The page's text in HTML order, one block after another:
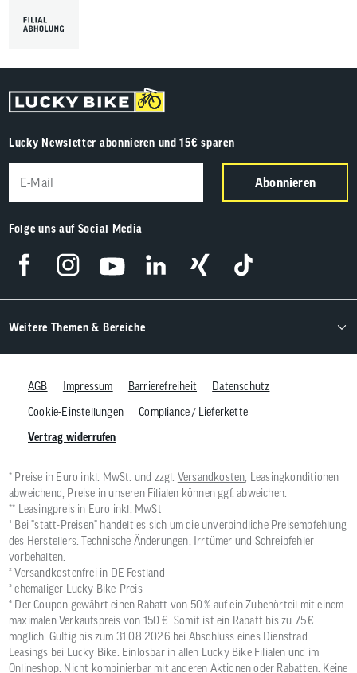
Lucky Newsletter abonnieren und 15€ sparen
Abonnieren
Folge uns auf Social Media
Weitere Themen & Bereiche
AGB Impressum Barrierefreiheit
Datenschutz
Cookie-Einstellungen
Compliance / Lieferkette
Vertrag widerrufen
* Preise in Euro inkl. MwSt. und zzgl. Versandkosten, Leasingkonditionen
abweichend, Preise in unseren Filialen können ggf. abweichen.
** Leasingpreis in Euro inkl. MwSt
¹ Bei "statt-Preisen" handelt es sich um die unverbindliche Preisempfehlung
des Herstellers. Technische Änderungen, Irrtümer und Schreibfehler
vorbehalten.
² Versandkostenfrei in DE Festland
³ ehemaliger Lucky Bike-Preis
⁴ Der Coupon gewährt einen Rabatt von 50 % auf ein Zubehörteil mit einem
maximalen Verkaufspreis von 150 €. Somit ist ein Rabatt bis zu 75 €
möglich. Gültig bis zum 31.08.2026 bei Abschluss eines Dienstrad
Leasings bei Lucky Bike. Einlösbar in allen Lucky Bike Filialen und im
Onlineshop. Nicht kombinierbar mit anderen Aktionen oder Rabatten. Keine